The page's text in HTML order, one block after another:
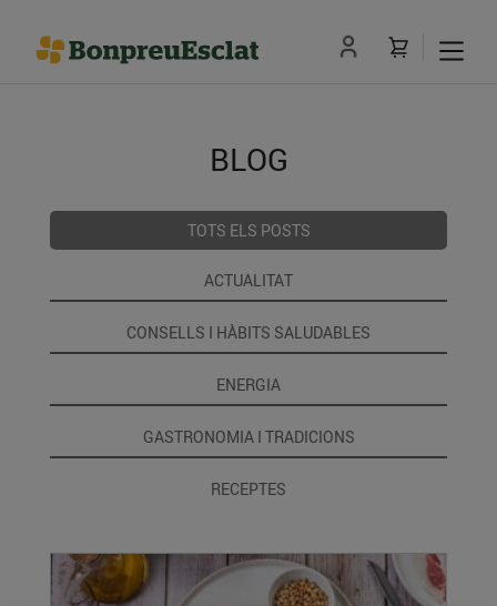
BLOG
TOTS ELS POSTS
ACTUALITAT
CONSELLS I HÀBITS SALUDABLES
ENERGIA
GASTRONOMIA I TRADICIONS
RECEPTES